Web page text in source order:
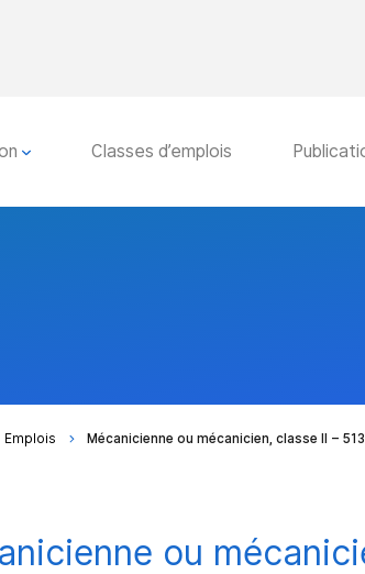
Classes d’emplois
Emplois Mécanicienne ou mécanicien, classe II –
ou